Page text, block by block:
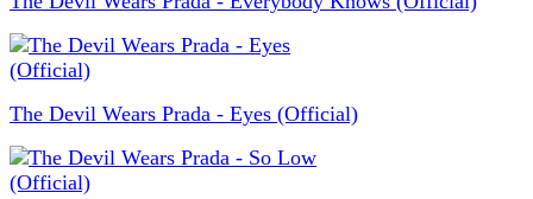
The Devil Wears Prada - Eyes (Official)